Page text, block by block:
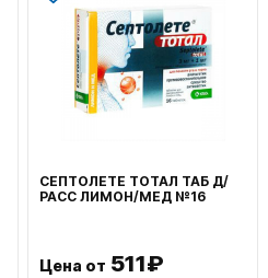
СЕПТОЛЕТЕ ТОТАЛ ТАБ Д/
РАСС ЛИМОН/МЕД №16
Цена от 511₽